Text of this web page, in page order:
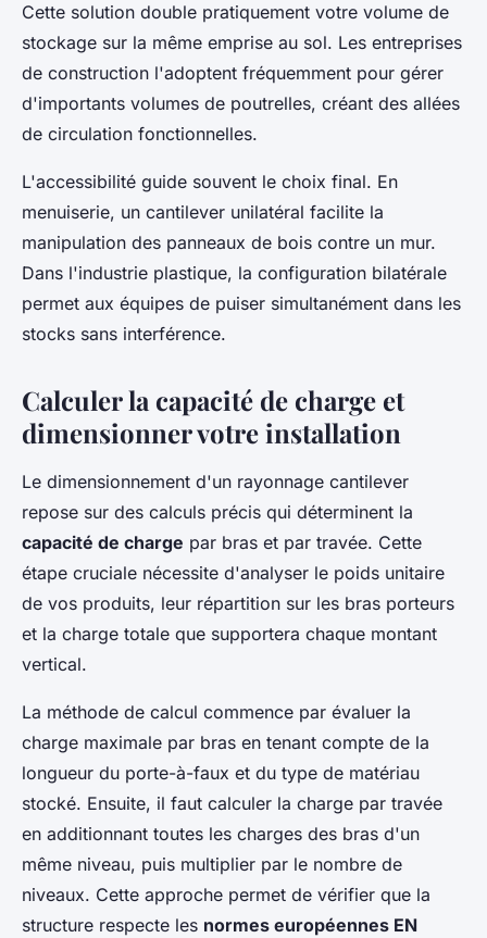
Cette solution double pratiquement votre volume de
stockage sur la même emprise au sol. Les entreprises
de construction l'adoptent fréquemment pour gérer
d'importants volumes de poutrelles, créant des allées
de circulation fonctionnelles.
L'accessibilité guide souvent le choix final. En
menuiserie, un cantilever unilatéral facilite la
manipulation des panneaux de bois contre un mur.
Dans l'industrie plastique, la configuration bilatérale
permet aux équipes de puiser simultanément dans les
stocks sans interférence.
Calculer la capacité de charge et
dimensionner votre installation
Le dimensionnement d'un rayonnage cantilever
repose sur des calculs précis qui déterminent la
capacité de charge par bras et par travée. Cette
étape cruciale nécessite d'analyser le poids unitaire
de vos produits, leur répartition sur les bras porteurs
et la charge totale que supportera chaque montant
vertical.
La méthode de calcul commence par évaluer la
charge maximale par bras en tenant compte de la
longueur du porte-à-faux et du type de matériau
stocké. Ensuite, il faut calculer la charge par travée
en additionnant toutes les charges des bras d'un
même niveau, puis multiplier par le nombre de
niveaux. Cette approche permet de vérifier que la
structure respecte les normes européennes EN